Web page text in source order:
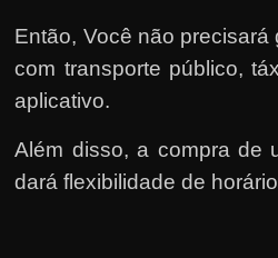
Então, Você não precisará
com transporte público,
aplicativo.
Além disso, a compra de
dará flexibilidade de